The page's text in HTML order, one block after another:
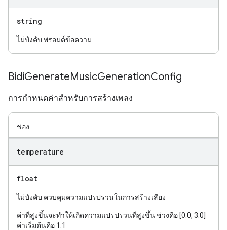
string
ไม่บังคับ พรอมต์ข้อความ
BidiGenerateMusicGenerationConfig
การกำหนดค่าสำหรับการสร้างเพลง
ช่อง
temperature
float
ไม่บังคับ ควบคุมความแปรปรวนในการสร้างเสียง
ค่าที่สูงขึ้นจะทำให้เกิดความแปรปรวนที่สูงขึ้น ช่วงคือ [0.0, 3.0]
ค่าเริ่มต้นคือ 1.1